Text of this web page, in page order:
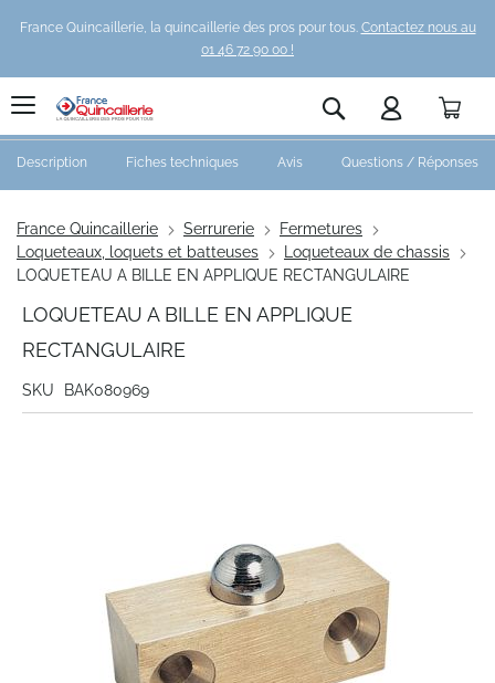
France Quincaillerie, la quincaillerie des pros pour tous. Contactez nous au
01 46 72 90 00 !
Rechercher
France Quincaillerie Serrurerie
Fermetures
Loqueteaux, loquets et batteuses
Loqueteaux de chassis
LOQUETEAU A BILLE EN APPLIQUE RECTANGULAIRE
LOQUETEAU A BILLE EN APPLIQUE
RECTANGULAIRE
SKU
BAK080969
Description Fiches techniques Avis Questions / Réponses